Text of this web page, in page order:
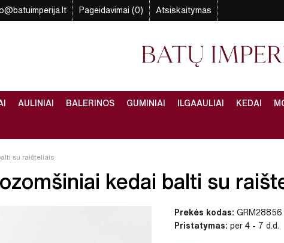
Pageidavimai (0) Atsiskaitymas
AULINIAI BALERINOS GUMINIAI ILGAAULIAI KEDAI
su raišteliais
kedai balti su
Prekės kodas: GRM28856
Pristatymas: per 4 - 7 d.d.